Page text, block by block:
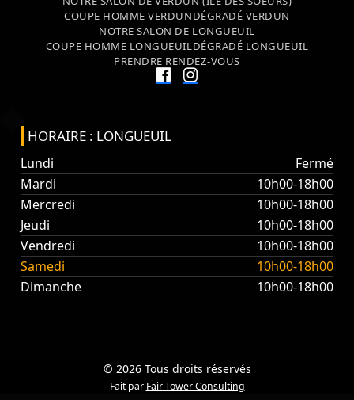
COUPE HOMME VERDUNDÉGRADÉ VERDUN
NOTRE SALON DE LONGUEUIL
COUPE HOMME LONGUEUILDÉGRADÉ LONGUEUIL
PRENDRE RENDEZ-VOUS
HORAIRE : LONGUEUIL
Lundi
Fermé
Mardi
10h00-18h00
Mercredi
10h00-18h00
Jeudi
10h00-18h00
Vendredi
10h00-18h00
Samedi
10h00-18h00
Dimanche
10h00-18h00
© 2026 Tous droits réservés
Fait par Fair Tower Consulting